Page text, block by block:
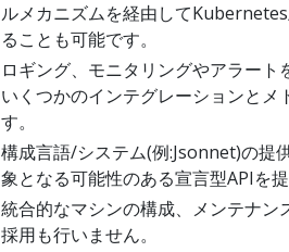
ルメカニズムを経由して
ることも可能です。
ロギング、モニタリングやアラー
いくつかのインテグレーションとメ
す。
構成言語/システム(例:Jsonnet)の提
象となる可能性のある宣言型APIを提
統合的なマシンの構成、メンテナン
採用も行いません。